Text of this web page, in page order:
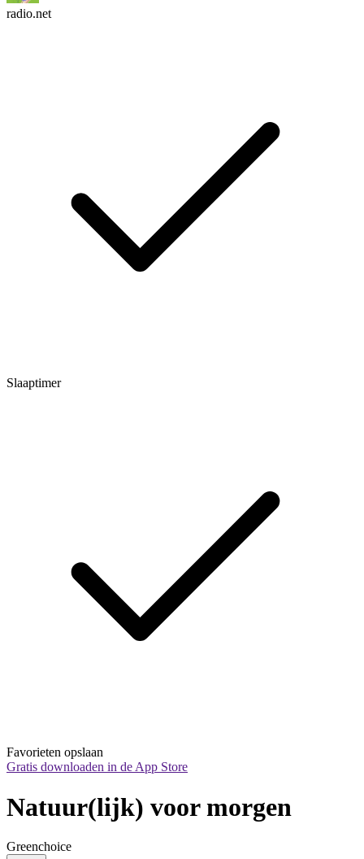
radio.net
Slaaptimer
Favorieten opslaan
Gratis downloaden in de App Store
Natuur(lijk) voor morgen
Greenchoice